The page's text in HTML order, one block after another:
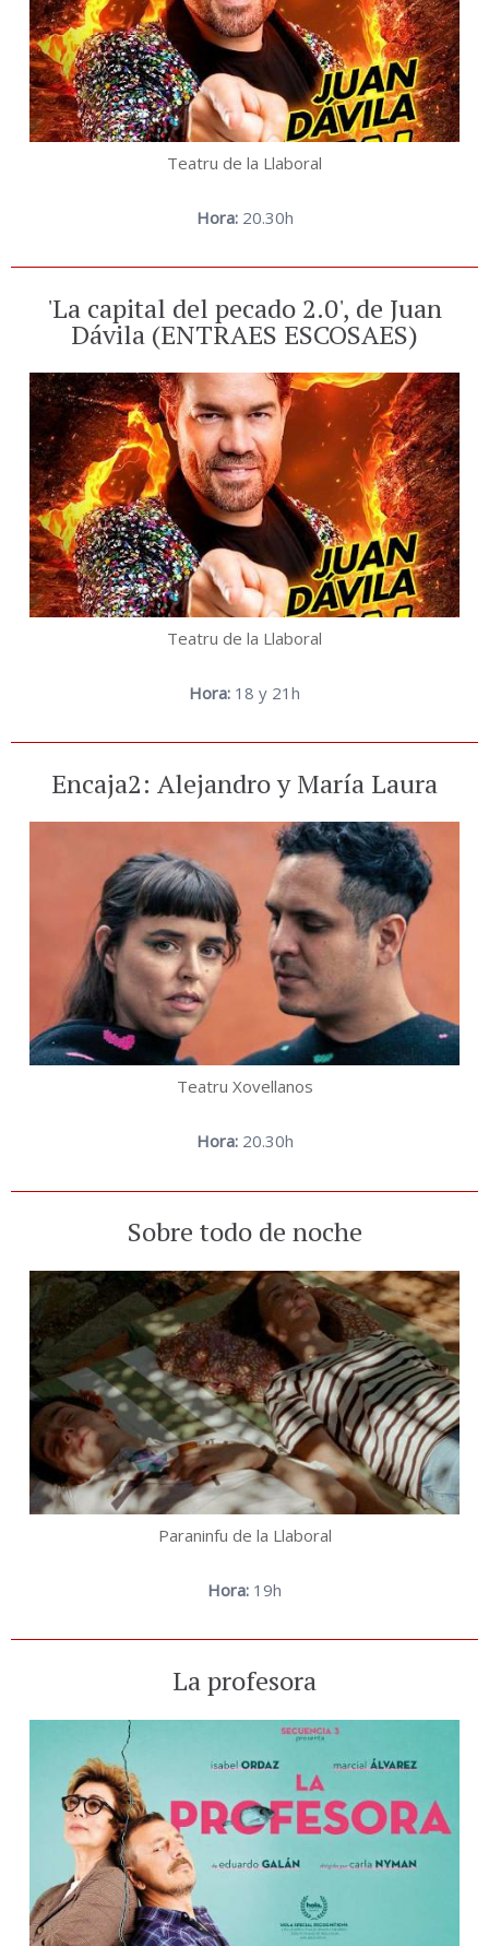
Teatru de la Llaboral
Hora:20.30h
'La capital del pecado 2.0', de Juan
Dávila (ENTRAES ESCOSAES)
Teatru de la Llaboral
Hora: 18 y 21h
Encaja2: Alejandro y María Laura
Teatru Xovellanos
Hora:20.30h
Sobre todo de noche
Paraninfu de la Llaboral
Hora: 19h
La profesora